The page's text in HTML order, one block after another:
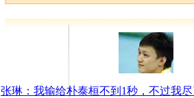
张琳：我输给朴泰桓不到1秒，不过我